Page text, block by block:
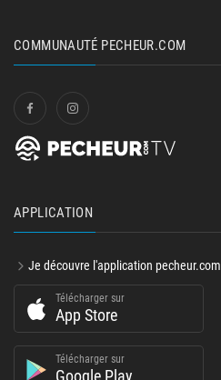
COMMUNAUTÉ PECHEUR.COM
APPLICATION
Je découvre l'application pecheur.com
Télécharger sur
App Store
Télécharger sur
Google Play